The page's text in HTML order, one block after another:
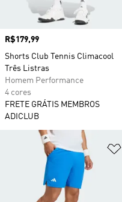
Preço
R$179,99
Shorts Club Tennis Climacool
Três Listras
Homem Performance
4 cores
FRETE GRÁTIS MEMBROS
ADICLUB